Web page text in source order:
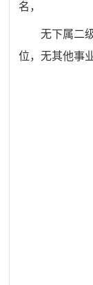
名，
无下属二
位，无其他事